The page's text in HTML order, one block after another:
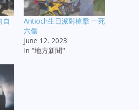
自
Antioch生日派對槍擊 一死
六傷
June 12, 2023
In "地方新聞"